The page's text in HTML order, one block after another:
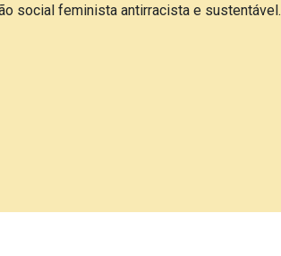
social feminista antirracista e sustentável.